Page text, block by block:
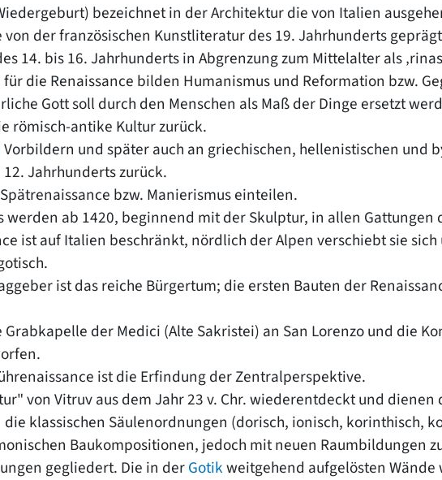
bezeichnet in der Architektur die von Italien
der französischen Kunstliteratur des 19. Jahrhunderts
14. bis 16. Jahrhunderts in Abgrenzung zum Mittelalter als
die Renaissance bilden Humanismus und Reformation bzw.
Gott soll durch den Menschen als Maß der Dinge ersetzt
römisch-antike Kultur zurück.
Vorbildern und später auch an griechischen, hellenistischen und
Jahrhunderts zurück.
bzw. Manierismus einteilen.
werden ab 1420, beginnend mit der Skulptur, in allen
ist auf Italien beschränkt, nördlich der Alpen verschiebt sie
ist das reiche Bürgertum; die ersten Bauten der
der Medici (Alte Sakristei) an San Lorenzo und die
ist die Erfindung der Zentralperspektive.
von Vitruv aus dem Jahr 23 v. Chr. wiederentdeckt und
klassischen Säulenordnungen (dorisch, ionisch, korinthisch,
Baukompositionen, jedoch mit neuen Raumbildungen
gegliedert. Die in derGotikweitgehend aufgelösten